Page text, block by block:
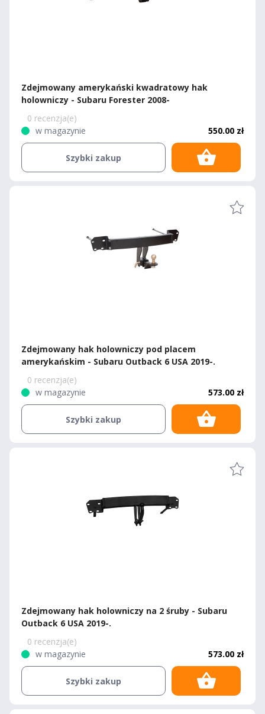
Zdejmowany amerykański kwadratowy hak
holowniczy - Subaru Forester 2008-
0 recenzja(e)
w magazynie
550.00 zł
Szybki zakup
Zdejmowany hak holowniczy pod placem
amerykańskim - Subaru Outback 6 USA 2019-.
0 recenzja(e)
w magazynie
573.00 zł
Szybki zakup
Zdejmowany hak holowniczy na 2 śruby - Subaru
Outback 6 USA 2019-.
0 recenzja(e)
w magazynie
573.00 zł
Szybki zakup